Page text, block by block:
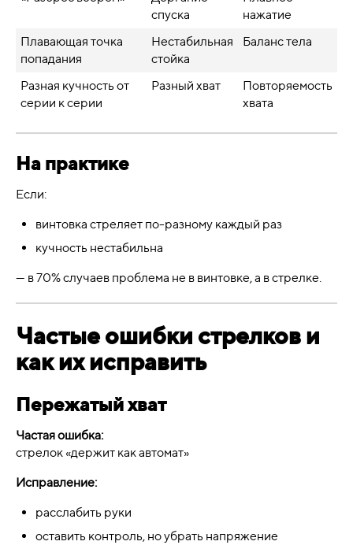
спуска
нажатие
Плавающая точка
попадания
Нестабильная
стойка
Баланс тела
Разная кучность от
серии к серии
Разный хват
Повторяемость
хвата
На практике
Если:
винтовка стреляет по-разному каждый раз
кучность нестабильна
— в 70% случаев проблема не в винтовке, а в стрелке.
Частые ошибки стрелков и
как их исправить
Пережатый хват
Частая ошибка:
стрелок «держит как автомат»
Исправление:
расслабить руки
оставить контроль, но убрать напряжение